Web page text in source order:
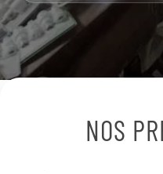
NOS